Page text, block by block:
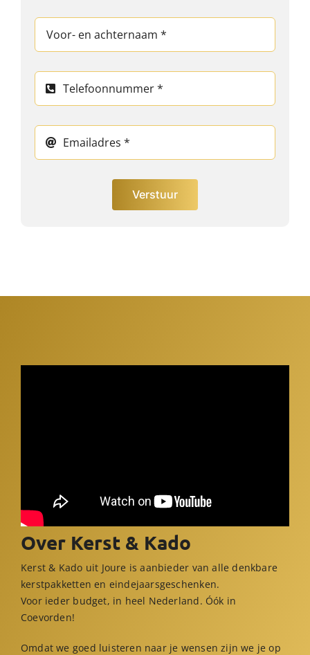
Verstuur
Over Kerst & Kado
Kerst & Kado uit Joure is aanbieder van alle denkbare
kerstpakketten en eindejaarsgeschenken.
Voor ieder budget, in heel Nederland. Óók in
Coevorden!
Omdat we goed luisteren naar je wensen zijn we je op